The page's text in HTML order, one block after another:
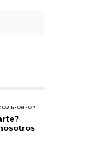
08-07